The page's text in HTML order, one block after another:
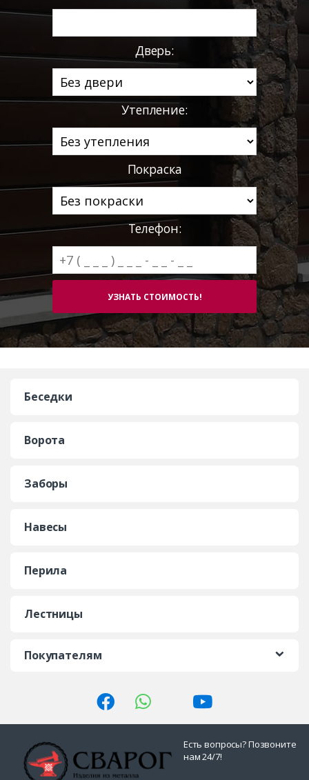
Дверь:
Утепление:
Покраска
Телефон:
Беседки
Ворота
Заборы
Навесы
Перила
Лестницы
Покупателям
Есть вопросы? Позвоните
нам 24/7!